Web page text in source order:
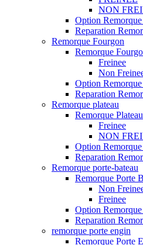
NON
Option
Reparation
Remorque Fourgon
Remorque
Freinee
Non
Option
Reparation
Remorque plateau
Remorque Plateau
Freinee
NON
Option Remorque
Reparation
Remorque porte-bateau
Remorque Porte
Non
Freinee
Option
Reparation
remorque porte engin
Remorque Porte